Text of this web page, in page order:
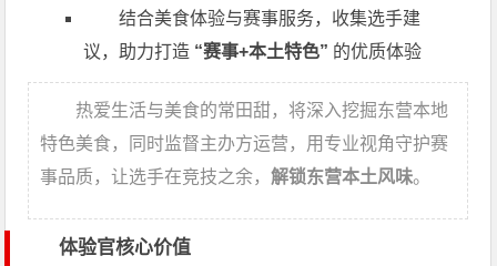
结合美食体验与赛事服务，收集选手建
议，助力打造 “赛事+本土特色” 的优质体验
热爱生活与美食的常田甜，将深入挖掘东营本地
特色美食，同时监督主办方运营，用专业视角守护赛
事品质，让选手在竞技之余，解锁东营本土风味。
体验官核心价值